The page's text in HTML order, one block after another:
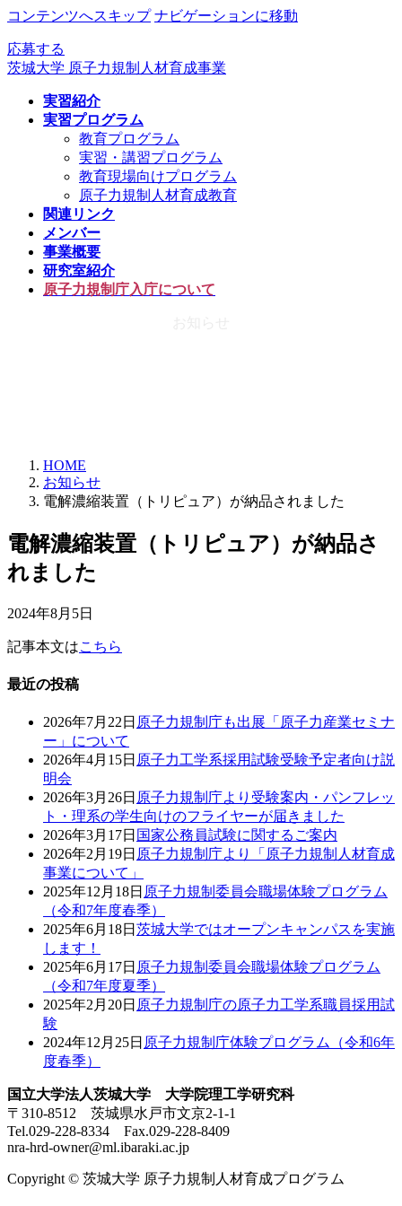
コンテンツへスキップ ナビゲーションに移動
応募する
茨城大学 原子力規制人材育成事業
実習紹介
実習プログラム
教育プログラム
実習・講習プログラム
教育現場向けプログラム
原子力規制人材育成教育
関連リンク
メンバー
事業概要
研究室紹介
原子力規制庁入庁について
HOME
お知らせ
電解濃縮装置（トリピュア）が納品されました
電解濃縮装置（トリピュア）が納品さ
れました
2024年8月5日
記事本文はこちら
最近の投稿
2026年7月22日 原子力規制庁も出展「原子力産業セミナ
ー」について
2026年4月15日 原子力工学系採用試験受験予定者向け説
明会
2026年3月26日 原子力規制庁より受験案内・パンフレッ
ト・理系の学生向けのフライヤーが届きました
2026年3月17日 国家公務員試験に関するご案内
2026年2月19日 原子力規制庁より「原子力規制人材育成
事業について」
2025年12月18日 原子力規制委員会職場体験プログラム
（令和7年度春季）
2025年6月18日 茨城大学ではオープンキャンパスを実施
します！
2025年6月17日 原子力規制委員会職場体験プログラム
（令和7年度夏季）
2025年2月20日 原子力規制庁の原子力工学系職員採用試
験
2024年12月25日 原子力規制庁体験プログラム（令和6年
度春季）
国立大学法人茨城大学 大学院理工学研究科
〒310-8512 茨城県水戸市文京2-1-1
Tel.029-228-8334 Fax.029-228-8409
nra-hrd-owner@ml.ibaraki.ac.jp
Copyright © 茨城大学 原子力規制人材育成プログラム